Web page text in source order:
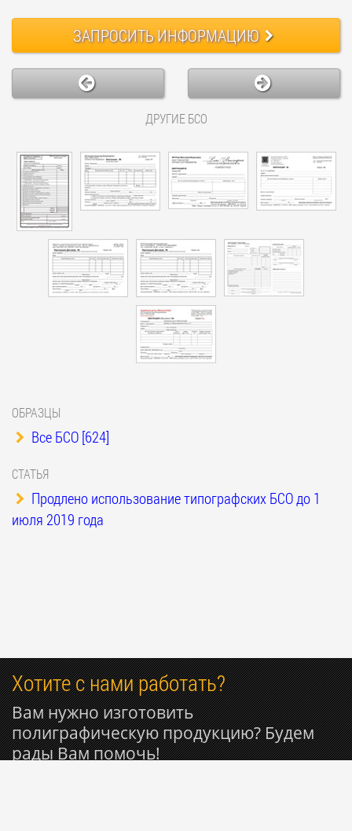
ЗАПРОСИТЬИНФОРМАЦИЮ
ДРУГИЕ БСО
ОБРАЗЦЫ
Все БСО [624]
СТАТЬЯ
Продлено использование типографских БСО до 1
июля 2019 года
Хотите с нами работать?
Вам нужно изготовить
полиграфическую продукцию? Будем
рады Вам помочь!